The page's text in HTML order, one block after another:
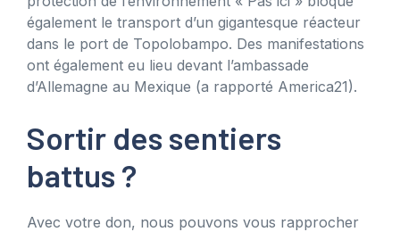
également le transport d’un gigantesque réacteur
dans le port de Topolobampo. Des manifestations
ont également eu lieu devant l’ambassade
d’Allemagne au Mexique (a rapporté America21).
Sortir des sentiers
battus ?
Avec votre don, nous pouvons vous rapprocher